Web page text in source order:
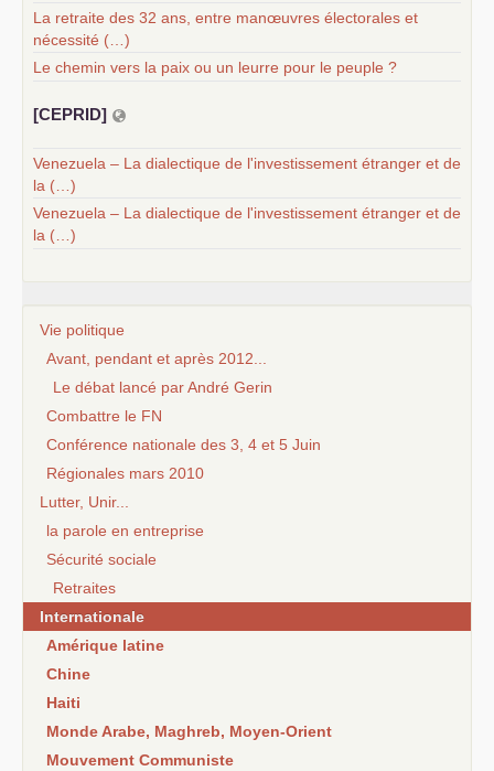
La retraite des 32 ans, entre manœuvres électorales et
nécessité (…)
Le chemin vers la paix ou un leurre pour le peuple ?
[CEPRID]
Venezuela – La dialectique de l'investissement étranger et de
la (…)
Venezuela – La dialectique de l'investissement étranger et de
la (…)
Vie politique
Avant, pendant et après 2012...
Le débat lancé par André Gerin
Combattre le FN
Conférence nationale des 3, 4 et 5 Juin
Régionales mars 2010
Lutter, Unir...
la parole en entreprise
Sécurité sociale
Retraites
Internationale
Amérique latine
Chine
Haiti
Monde Arabe, Maghreb, Moyen-Orient
Mouvement Communiste